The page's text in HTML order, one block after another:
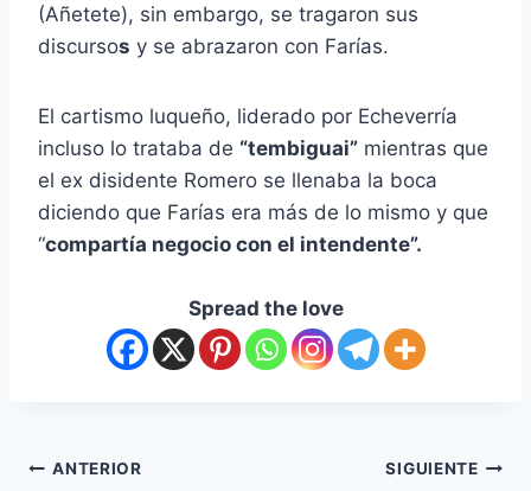
(Añetete), sin embargo, se tragaron sus
discursos y se abrazaron con Farías.
El cartismo luqueño, liderado por Echeverría
incluso lo trataba de “tembiguai” mientras que
el ex disidente Romero se llenaba la boca
diciendo que Farías era más de lo mismo y que
“compartía negocio con el intendente”.
Spread the love
ANTERIOR SIGUIENTE